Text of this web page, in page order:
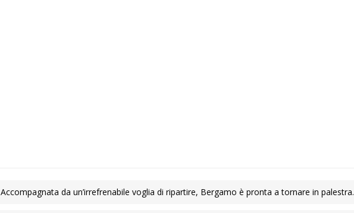
Accompagnata da un’irrefrenabile voglia di ripartire, Bergamo è pronta a tornare in palestra.